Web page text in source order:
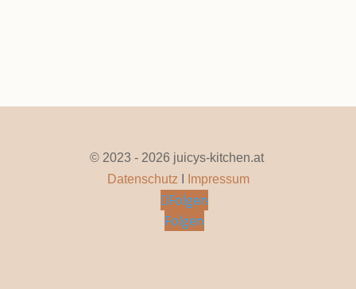
© 2023 - 2026 juicys-kitchen.at
Datenschutz
Impressum
Folgen
Folgen